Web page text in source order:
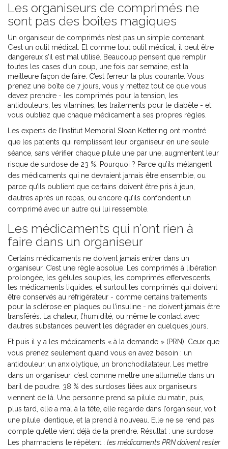
Les organiseurs de comprimés ne
sont pas des boîtes magiques
Un organiseur de comprimés n’est pas un simple contenant.
C’est un outil médical. Et comme tout outil médical, il peut être
dangereux s’il est mal utilisé. Beaucoup pensent que remplir
toutes les cases d’un coup, une fois par semaine, est la
meilleure façon de faire. C’est l’erreur la plus courante. Vous
prenez une boîte de 7 jours, vous y mettez tout ce que vous
devez prendre - les comprimés pour la tension, les
antidouleurs, les vitamines, les traitements pour le diabète - et
vous oubliez que chaque médicament a ses propres règles.
Les experts de l’Institut Memorial Sloan Kettering ont montré
que les patients qui remplissent leur organiseur en une seule
séance, sans vérifier chaque pilule une par une, augmentent leur
risque de surdose de 23 %. Pourquoi ? Parce qu’ils mélangent
des médicaments qui ne devraient jamais être ensemble, ou
parce qu’ils oublient que certains doivent être pris à jeun,
d’autres après un repas, ou encore qu’ils confondent un
comprimé avec un autre qui lui ressemble.
Les médicaments qui n’ont rien à
faire dans un organiseur
Certains médicaments ne doivent jamais entrer dans un
organiseur. C’est une règle absolue. Les comprimés à libération
prolongée, les gélules souples, les comprimés effervescents,
les médicaments liquides, et surtout les comprimés qui doivent
être conservés au réfrigérateur - comme certains traitements
pour la sclérose en plaques ou l’insuline - ne doivent jamais être
transférés. La chaleur, l’humidité, ou même le contact avec
d’autres substances peuvent les dégrader en quelques jours.
Et puis il y a les médicaments « à la demande » (PRN). Ceux que
vous prenez seulement quand vous en avez besoin : un
antidouleur, un anxiolytique, un bronchodilatateur. Les mettre
dans un organiseur, c’est comme mettre une allumette dans un
baril de poudre. 38 % des surdoses liées aux organiseurs
viennent de là. Une personne prend sa pilule du matin, puis,
plus tard, elle a mal à la tête, elle regarde dans l’organiseur, voit
une pilule identique, et la prend à nouveau. Elle ne se rend pas
compte qu’elle vient déjà de la prendre. Résultat : une surdose.
Les pharmaciens le répètent : les médicaments PRN doivent rester